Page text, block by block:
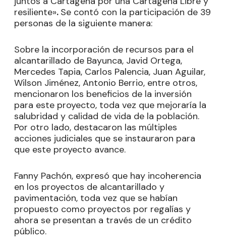
resiliente». Se contó con la participación de 39
personas de la siguiente manera:
Sobre la incorporación de recursos para el
alcantarillado de Bayunca, Javid Ortega,
Mercedes Tapia, Carlos Palencia, Juan Aguilar,
Wilson Jiménez, Antonio Berrio, entre otros,
mencionaron los beneficios de la inversión
para este proyecto, toda vez que mejoraría la
salubridad y calidad de vida de la población.
Por otro lado, destacaron las múltiples
acciones judiciales que se instauraron para
que este proyecto avance.
Fanny Pachón, expresó que hay incoherencia
en los proyectos de alcantarillado y
pavimentación, toda vez que se habían
propuesto como proyectos por regalías y
ahora se presentan a través de un crédito
público.